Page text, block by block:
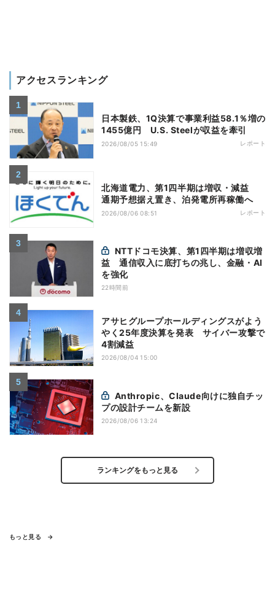
アクセスランキング
日本製鉄、1Q決算で事業利益58.1％増の
1455億円 U.S. Steelが収益を牽引
2026/08/05 15:49 レポート
北海道電力、第1四半期は増収・減益
通期予想据え置き、泊発電所再稼働へ
2026/08/06 08:51 レポート
益 通信収入に底打ちの兆し、金融・AI
を強化
22時間前
アサヒグループホールディングスがよう
やく25年度決算を発表 サイバー攻撃で
4割減益
2026/08/04 15:00
プの設計チームを新設
2026/08/06 13:24
ランキングをもっと見る
もっと見る